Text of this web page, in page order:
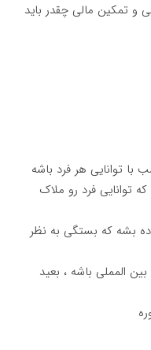
و تمکین مالی چقدر باید
با توانایی هر فرد باشه
توانایی فرد رو ملاک
بشه که بستگی به نظر
المملی باشه ، بعید